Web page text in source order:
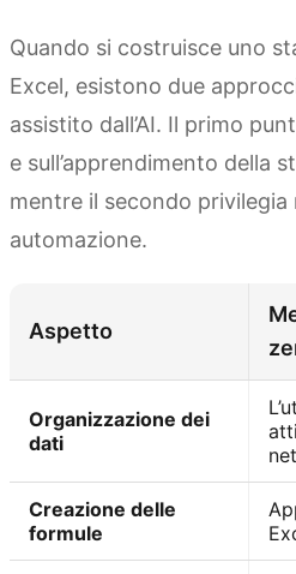
Quando si costruisce uno
Excel, esistono due
assistito dall’AI. Il primo
e sull’apprendimento della
mentre il secondo privilegia
automazione.
Aspetto
Organizzazione dei
dati
Creazione delle
formule